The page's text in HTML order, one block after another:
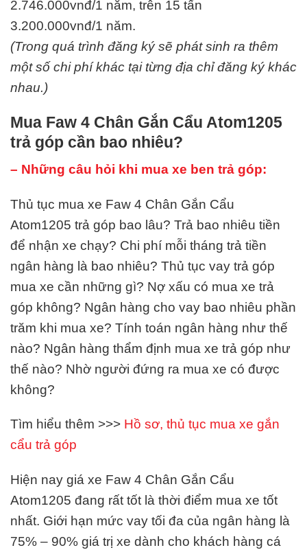
2.746.000vnđ/1 năm, trên 15 tấn
3.200.000vnđ/1 năm.
(Trong quá trình đăng ký sẽ phát sinh ra thêm
một số chi phí khác tại từng địa chỉ đăng ký khác
nhau.)
Mua Faw 4 Chân Gắn Cẩu Atom1205
trả góp cần bao nhiêu?
– Những câu hỏi khi mua xe ben trả góp:
Thủ tục mua xe Faw 4 Chân Gắn Cẩu
Atom1205 trả góp bao lâu? Trả bao nhiêu tiền
để nhận xe chạy? Chi phí mỗi tháng trả tiền
ngân hàng là bao nhiêu? Thủ tục vay trả góp
mua xe cần những gì? Nợ xấu có mua xe trả
góp không? Ngân hàng cho vay bao nhiêu phần
trăm khi mua xe? Tính toán ngân hàng như thế
nào? Ngân hàng thẩm định mua xe trả góp như
thế nào? Nhờ người đứng ra mua xe có được
không?
Tìm hiểu thêm >>> Hồ sơ, thủ tục mua xe gắn
cẩu trả góp
Hiện nay giá xe Faw 4 Chân Gắn Cẩu
Atom1205 đang rất tốt là thời điểm mua xe tốt
nhất. Giới hạn mức vay tối đa của ngân hàng là
75% – 90% giá trị xe dành cho khách hàng cá